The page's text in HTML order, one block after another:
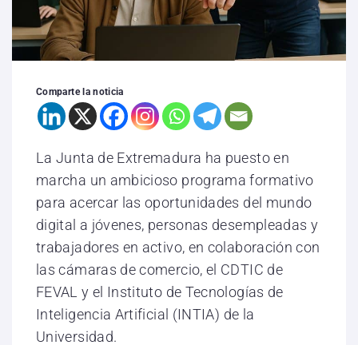
Comparte la noticia
La Junta de Extremadura ha puesto en
marcha un ambicioso programa formativo
para acercar las oportunidades del mundo
digital a jóvenes, personas desempleadas y
trabajadores en activo, en colaboración con
las cámaras de comercio, el CDTIC de
FEVAL y el Instituto de Tecnologías de
Inteligencia Artificial (INTIA) de la
Universidad.